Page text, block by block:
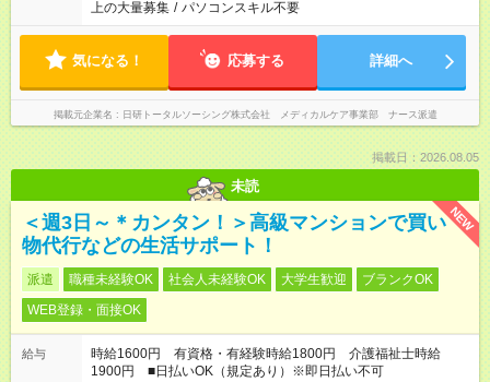
上の大量募集 / パソコンスキル不要
気になる！ 応募する 詳細へ
掲載元企業名 日研トータルソーシング株式会社 メディカルケア事業部 ナース派遣
掲載日：2026.08.05
未読
NEW
＜週3日～＊カンタン！＞高級マンションで買い
物代行などの生活サポート！
派遣 職種未経験OK 社会人未経験OK 大学生歓迎
ブランクOK
WEB登録・面接OK
給与
時給1600円 有資格・有経験時給1800円 介護福祉士時給
1900円 ■日払いOK（規定あり）※即日払い不可